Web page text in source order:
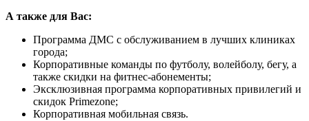
А также для Вас:
Программа ДМС с обслуживанием в лучших клиниках
города;
Корпоративные команды по футболу, волейболу, бегу, а
также скидки на фитнес-абонементы;
Эксклюзивная программа корпоративных привилегий и
скидок Primezone;
Корпоративная мобильная связь.